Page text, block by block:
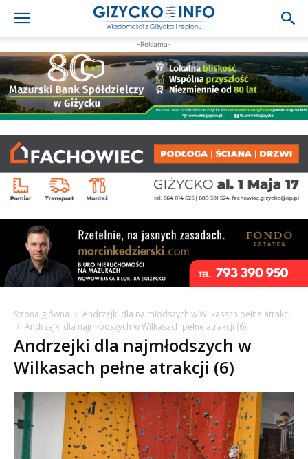
-Reklama-
Strona główna
Andrzejki dla najmłodszych w Wilkasach pełne atrakcji
Andrzejki dla najmłodszych w Wilkasach pełne atrakcji (6)
Andrzejki dla najmłodszych w
Wilkasach pełne atrakcji (6)